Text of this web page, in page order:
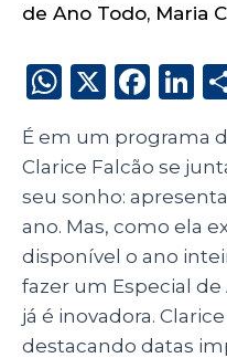
de Ano Todo, Maria
W
a
ts
A
p
p
X
F
c
e
b
o
o
k
Li
k
e
dI
n
É em um programa
Clarice Falcão se
seu sonho:
ano. Mas, como ela
disponível o ano
fazer um Especial de
já é inovadora.
destacando datas